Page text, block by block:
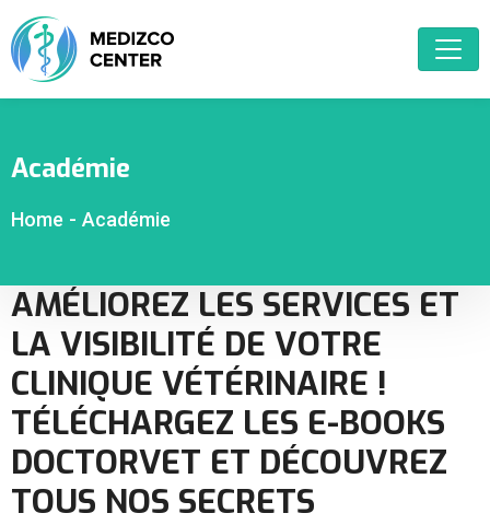
Académie
Home - Académie
AMÉLIOREZ LES SERVICES ET
LA VISIBILITÉ DE VOTRE
CLINIQUE VÉTÉRINAIRE !
TÉLÉCHARGEZ LES E-BOOKS
DOCTORVET ET DÉCOUVREZ
TOUS NOS SECRETS